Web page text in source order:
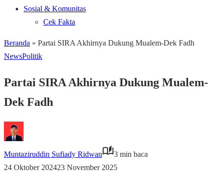
Sosial & Komunitas
Cek Fakta
Beranda » Partai SIRA Akhirnya Dukung Mualem-Dek Fadh
NewsPolitik
Partai SIRA Akhirnya Dukung Mualem-
Dek Fadh
Muntaziruddin Sufiady Ridwan
3 min baca
24 Oktober 202423 November 2025